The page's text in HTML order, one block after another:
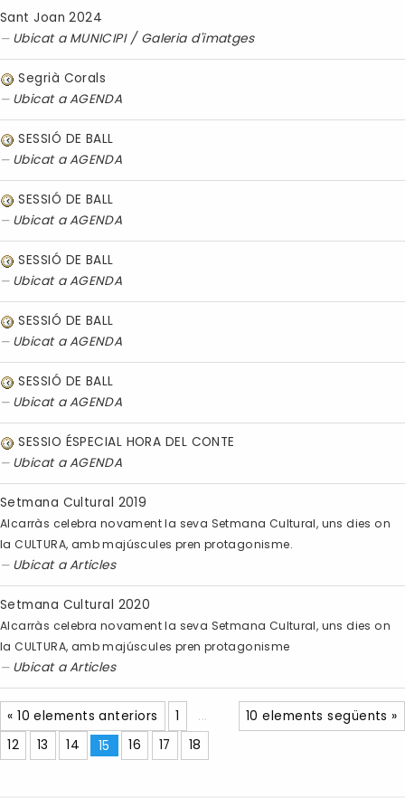
Sant Joan 2024
Ubicat a MUNICIPI / Galeria d'imatges
Segrià Corals
Ubicat aAGENDA
SESSIÓ DE BALL
Ubicat aAGENDA
SESSIÓ DE BALL
Ubicat aAGENDA
SESSIÓ DE BALL
Ubicat aAGENDA
SESSIÓ DE BALL
Ubicat aAGENDA
SESSIÓ DE BALL
Ubicat aAGENDA
SESSIO ÉSPECIAL HORA DEL CONTE
Ubicat aAGENDA
Setmana Cultural 2019
Alcarràs celebra novament la seva Setmana Cultural, uns dies on
la CULTURA, amb majúscules pren protagonisme.
Ubicat aArticles
Setmana Cultural 2020
Alcarràs celebra novament la seva Setmana Cultural, uns dies on
la CULTURA, amb majúscules pren protagonisme
Ubicat aArticles
« 10 elements anteriors 10 elements següents »
1
...
12
13 14 15 16 17 18